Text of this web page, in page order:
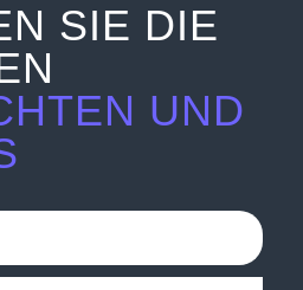
SIE DIE
UND